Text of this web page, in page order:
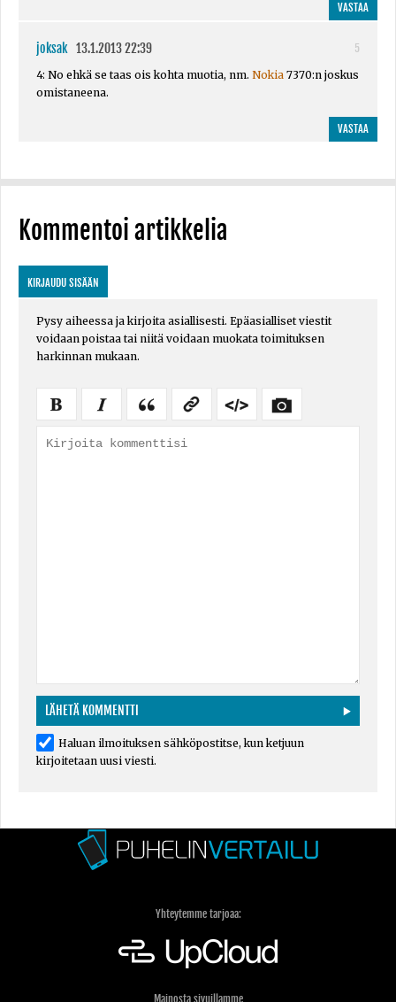
VASTAA
joksak 13.1.2013 22:39
5
4: No ehkä se taas ois kohta muotia, nm. Nokia 7370:n joskus
omistaneena.
VASTAA
Kommentoi artikkelia
KIRJAUDU SISÄÄN
Pysy aiheessa ja kirjoita asiallisesti. Epäasialliset viestit
voidaan poistaa tai niitä voidaan muokata toimituksen
harkinnan mukaan.
Haluan ilmoituksen sähköpostitse, kun ketjuun
kirjoitetaan uusi viesti.
Yhteytemme tarjoaa:
Mainosta sivuillamme